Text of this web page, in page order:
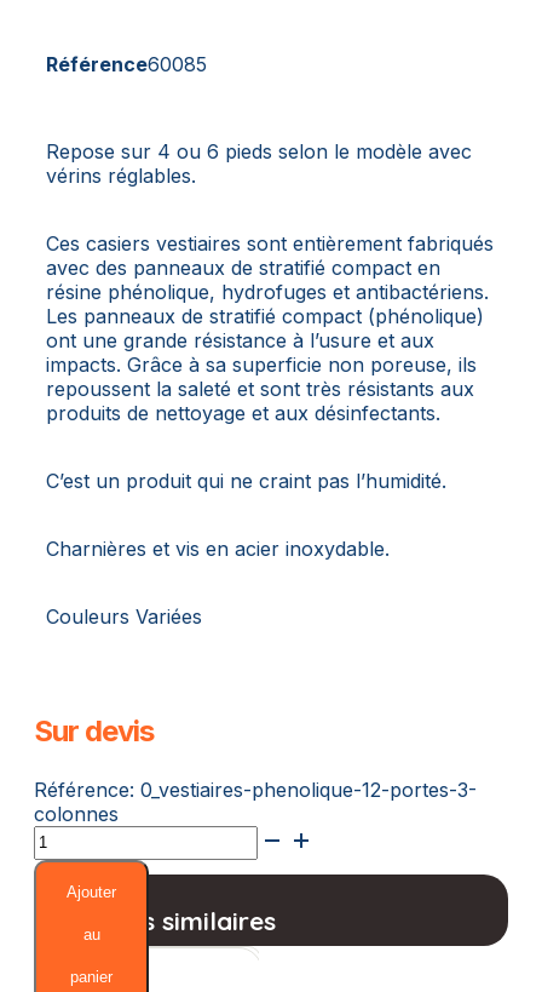
Référence60085
Repose sur 4 ou 6 pieds selon le modèle avec
vérins réglables.
Ces casiers vestiaires sont entièrement fabriqués
avec des panneaux de stratifié compact en
résine phénolique, hydrofuges et antibactériens.
Les panneaux de stratifié compact (phénolique)
ont une grande résistance à l’usure et aux
impacts. Grâce à sa superficie non poreuse, ils
repoussent la saleté et sont très résistants aux
produits de nettoyage et aux désinfectants.
C’est un produit qui ne craint pas l’humidité.
Charnières et vis en acier inoxydable.
Couleurs Variées
Sur devis
Référence: 0_vestiaires-phenolique-12-portes-3-
colonnes
quantité
de
Vestiaires
Phenolique
Ajouter
au
panier
Produits similaires